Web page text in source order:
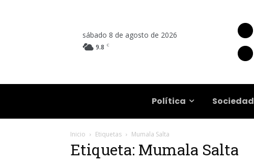
sábado 8 de agosto de 2026
9.8 C
Política Sociedad
Inicio Etiquetas Mumala Salta
Etiqueta: Mumala Salta